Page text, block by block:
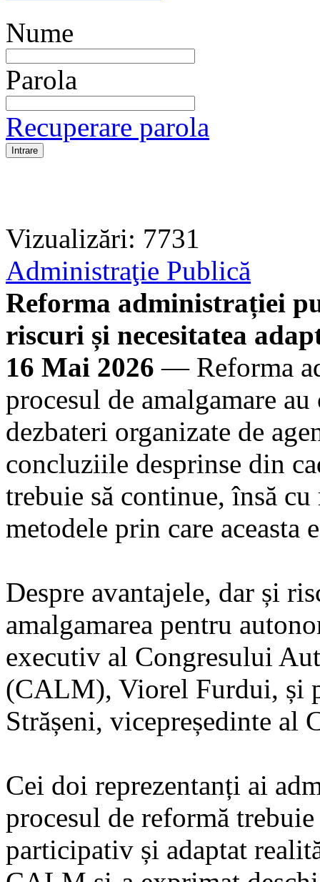
Nume
Parola
Recuperare parola
Vizualizări: 7731
Administraţie Publică
Reforma administrației
riscuri și necesitatea
16 Mai 2026 — Reforma
procesul de amalgamare
dezbateri organizate de
concluziile desprinse din
trebuie să continue, însă
metodele prin care aceasta
Despre avantajele, dar și
amalgamarea pentru
executiv al Congresului
(CALM), Viorel Furdui, și
Strășeni, vicepreședinte
Cei doi reprezentanți ai
procesul de reformă
participativ și adaptat